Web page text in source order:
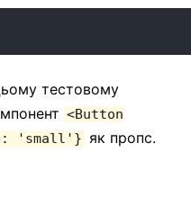
тестовому
<Button
'small'} як пропс.